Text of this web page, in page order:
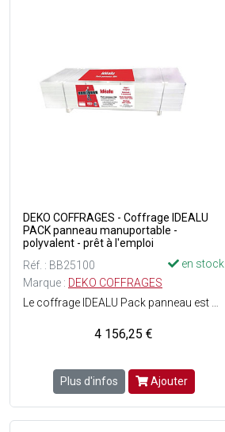
DEKO COFFRAGES - Coffrage IDEALU
PACK panneau manuportable -
polyvalent - prêt à l'emploi
Réf. : BB25100
en stock
Marque : DEKO COFFRAGES
4 156,25 €
Plus d'infos Ajouter